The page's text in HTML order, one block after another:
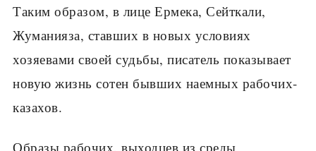
Таким образом, в лице Ермека, Сейткали,
Жуманияза, ставших в новых условиях
хозяевами своей судьбы, писатель показывает
новую жизнь сотен бывших наемных рабочих-
казахов.
Образы рабочих, выходцев из среды